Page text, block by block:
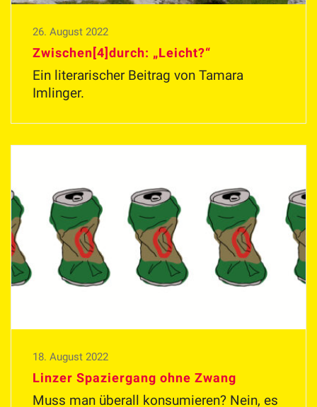
26. August 2022
Zwischen[4]durch: „Leicht?“
Ein literarischer Beitrag von Tamara
Imlinger.
18. August 2022
Linzer Spaziergang ohne Zwang
Muss man überall konsumieren? Nein, es